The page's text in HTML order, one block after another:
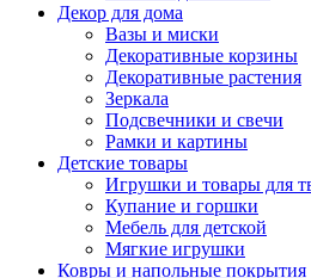
Декор для дома
Вазы и миски
Декоративные корзины
Декоративные растения
Зеркала
Подсвечники и свечи
Рамки и картины
Детские товары
Игрушки и товары для
Купание и горшки
Мебель для детской
Мягкие игрушки
Ковры и напольные покрытия